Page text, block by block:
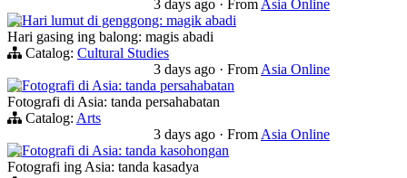
3 days ago · From Asia Online
Hari lumut di genggong: magik abadi
Hari gasing ing balong: magis abadi
Catalog: Cultural Studies
3 days ago · From Asia Online
Fotografi di Asia: tanda persahabatan
Fotografi di Asia: tanda persahabatan
Catalog: Arts
3 days ago · From Asia Online
Fotografi di Asia: tanda kasohongan
Fotografi ing Asia: tanda kasadya